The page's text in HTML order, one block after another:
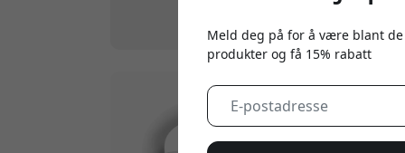
|
|
Meld deg på for å være blant
produkter og få 15% rabatt